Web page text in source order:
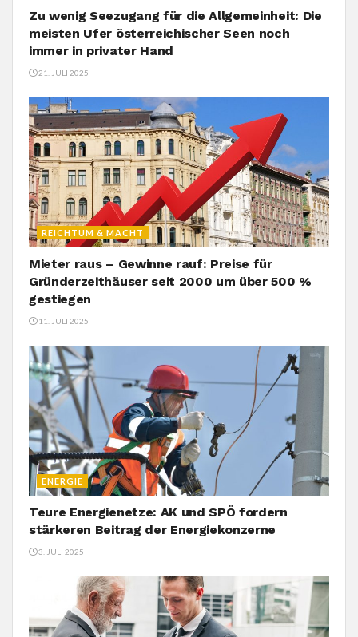
Zu wenig Seezugang für die Allgemeinheit: Die
meisten Ufer österreichischer Seen noch
immer in privater Hand
21. JULI 2025
REICHTUM & MACHT
Mieter raus – Gewinne rauf: Preise für
Gründerzeithäuser seit 2000 um über 500 %
gestiegen
11. JULI 2025
ENERGIE
Teure Energienetze: AK und SPÖ fordern
stärkeren Beitrag der Energiekonzerne
3. JULI 2025